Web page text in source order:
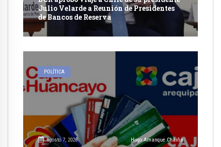
Julio Velarde a Reunión de Presidentes
de Bancos de Reserva
POLÍTICA
agosto 7, 2026 Hugo Amanque Chaiña